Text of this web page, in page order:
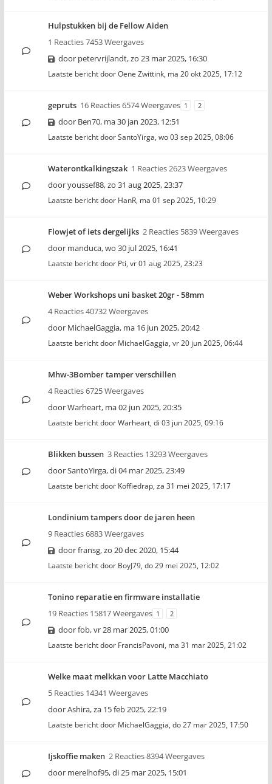
Hulpstukken bij de Fellow Aiden
1 Reacties 7453 Weergaves
door petervrijlandt,zo 23 mar 2025, 16:30
Laatste bericht doorOene Zwittink, ma 20 okt 2025, 17:12
gepruts 16 Reacties 6574 Weergaves 1 2
door Ben70, ma 30 jan 2023, 12:51
Laatste bericht doorSantoYirga, wo 03 sep 2025, 08:06
Waterontkalkingszak 1 Reacties 2623 Weergaves
dooryoussef88,zo 31 aug 2025, 23:37
Laatste bericht door HanR, ma 01 sep 2025, 10:29
Flowjet of iets dergelijks 2 Reacties 5839 Weergaves
door manduca,wo 30 jul 2025, 16:41
Laatste bericht door Pti, vr 01 aug 2025, 23:23
Weber Workshops uni basket 20gr - 58mm
4 Reacties 40732 Weergaves
door MichaelGaggia, ma 16 jun 2025, 20:42
Laatste bericht door MichaelGaggia, vr 20 jun 2025, 06:44
Mhw-3Bomber tamper verschillen
4 Reacties 6725 Weergaves
doorWarheart, ma 02 jun 2025, 20:35
Laatste bericht doorWarheart, di 03 jun 2025, 09:16
Blikken bussen 3 Reacties 13293 Weergaves
doorSantoYirga,di 04 mar 2025, 23:49
Laatste bericht door Koffiedrap, za 31 mei 2025, 17:17
Londinium tampers door de jaren heen
9 Reacties 6883 Weergaves
doorfransg,zo 20 dec 2020, 15:44
Laatste bericht door BoyJ79, do 29 mei 2025, 12:02
Tonino reparatie en firmware installatie
19 Reacties 15817 Weergaves 1 2
doorfob,vr 28 mar 2025, 01:00
Laatste bericht door FrancisPavoni, ma 31 mar 2025, 21:02
Welke maat melkkan voor Latte Macchiato
5 Reacties 14341 Weergaves
doorAshira,za 15 feb 2025, 22:19
Laatste bericht door MichaelGaggia, do 27 mar 2025, 17:50
Ijskoffie maken 2 Reacties 8394 Weergaves
door merelhof95,di 25 mar 2025, 15:01